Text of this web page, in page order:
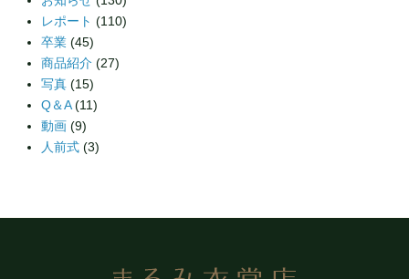
レポート (110)
卒業 (45)
商品紹介 (27)
写真 (15)
Q＆A(11)
動画 (9)
人前式 (3)